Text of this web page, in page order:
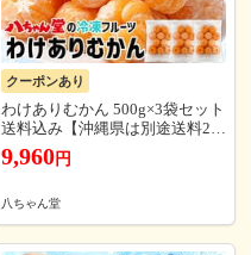
クーポンあり
わけありむかん 500g×3袋セット
送料込み【沖縄県は別途送料2,0
20円】 外皮をむいた冷凍みかん
グルメ大賞 むかん 冷凍フルーツ
フルーツ 果物 訳あり
9,960円
八ちゃん堂